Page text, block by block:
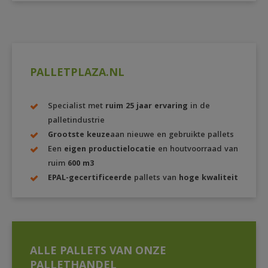
PALLETPLAZA.NL
Specialist met ruim 25 jaar ervaring in de
palletindustrie
Grootste keuzeaan nieuwe en gebruikte pallets
Een eigen productielocatie en houtvoorraad van
ruim 600 m3
EPAL-gecertificeerde pallets van hoge kwaliteit
ALLE PALLETS VAN ONZE